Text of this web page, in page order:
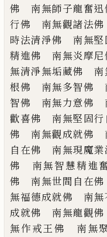
佛 南無師子龍奮
行佛 南無觀諸法
時法清淨佛 南無堅
精進佛 南無炎摩
無清淨無垢藏佛 南
根佛 南無多智佛
智佛 南無力意佛
歡喜佛 南無堅固
佛 南無觀成就佛
自在佛 南無現魔
佛 南無智慧精進
佛 南無世間自在
無福德成就佛 南無
成就佛 南無龍觀
無作戒王佛 南無